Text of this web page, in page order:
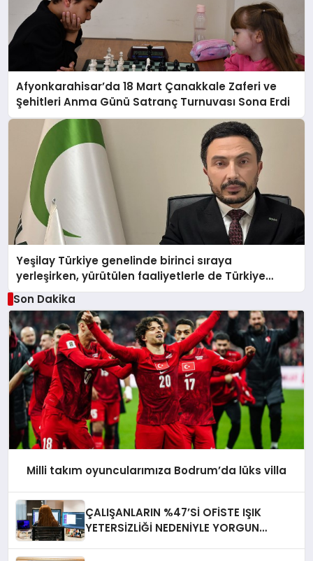
Afyonkarahisar’da 18 Mart Çanakkale Zaferi ve
Şehitleri Anma Günü Satranç Turnuvası Sona Erdi
Yeşilay Türkiye genelinde birinci sıraya
yerleşirken, yürütülen faaliyetlerle de Türkiye
üçüncüsü oldu.
Son Dakika
Milli takım oyuncularımıza Bodrum’da lüks villa
ÇALIŞANLARIN %47’Sİ OFİSTE IŞIK
YETERSİZLİĞİ NEDENİYLE YORGUN